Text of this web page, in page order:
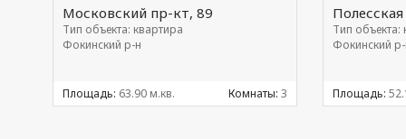
Московский пр-кт, 89
Тип объекта: квартира
Фокинский р-н
Площадь: 63.90 м.кв. Комнаты: 3
Тип объекта:
Фокинский
Площадь: